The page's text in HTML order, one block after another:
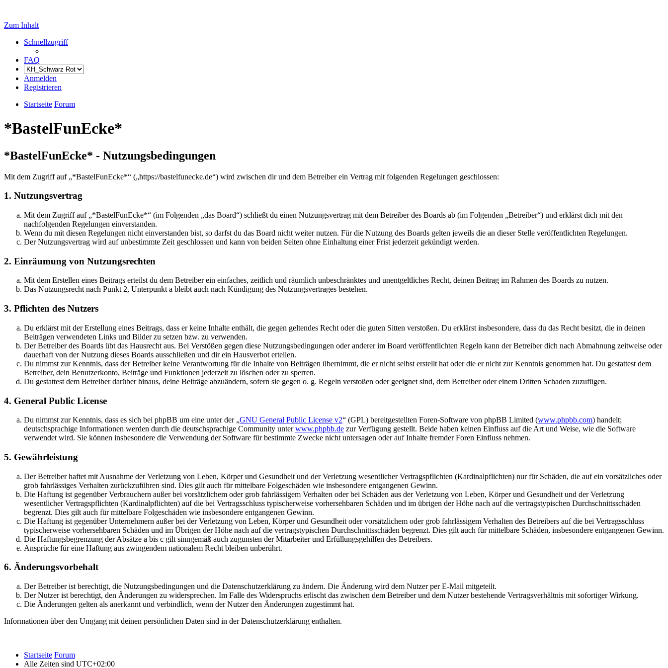
Zum Inhalt
Schnellzugriff
FAQ
Anmelden
Registrieren
Startseite Forum
*BastelFunEcke*
*BastelFunEcke* - Nutzungsbedingungen
Mit dem Zugriff auf „*BastelFunEcke*“ („https://bastelfunecke.de“) wird zwischen dir und dem Betreiber ein Vertrag mit folgenden Regelungen geschlossen:
1. Nutzungsvertrag
Mit dem Zugriff auf „*BastelFunEcke*“ (im Folgenden „das Board“) schließt du einen Nutzungsvertrag mit dem Betreiber des Boards ab (im Folgenden „Betreiber“) und erklärst dich mit den
nachfolgenden Regelungen einverstanden.
Wenn du mit diesen Regelungen nicht einverstanden bist, so darfst du das Board nicht weiter nutzen. Für die Nutzung des Boards gelten jeweils die an dieser Stelle veröffentlichten Regelungen.
Der Nutzungsvertrag wird auf unbestimmte Zeit geschlossen und kann von beiden Seiten ohne Einhaltung einer Frist jederzeit gekündigt werden.
2. Einräumung von Nutzungsrechten
Mit dem Erstellen eines Beitrags erteilst du dem Betreiber ein einfaches, zeitlich und räumlich unbeschränktes und unentgeltliches Recht, deinen Beitrag im Rahmen des Boards zu nutzen.
Das Nutzungsrecht nach Punkt 2, Unterpunkt a bleibt auch nach Kündigung des Nutzungsvertrages bestehen.
3. Pflichten des Nutzers
Du erklärst mit der Erstellung eines Beitrags, dass er keine Inhalte enthält, die gegen geltendes Recht oder die guten Sitten verstoßen. Du erklärst insbesondere, dass du das Recht besitzt, die in deinen
Beiträgen verwendeten Links und Bilder zu setzen bzw. zu verwenden.
Der Betreiber des Boards übt das Hausrecht aus. Bei Verstößen gegen diese Nutzungsbedingungen oder anderer im Board veröffentlichten Regeln kann der Betreiber dich nach Abmahnung zeitweise oder
dauerhaft von der Nutzung dieses Boards ausschließen und dir ein Hausverbot erteilen.
Du nimmst zur Kenntnis, dass der Betreiber keine Verantwortung für die Inhalte von Beiträgen übernimmt, die er nicht selbst erstellt hat oder die er nicht zur Kenntnis genommen hat. Du gestattest dem
Betreiber, dein Benutzerkonto, Beiträge und Funktionen jederzeit zu löschen oder zu sperren.
Du gestattest dem Betreiber darüber hinaus, deine Beiträge abzuändern, sofern sie gegen o. g. Regeln verstoßen oder geeignet sind, dem Betreiber oder einem Dritten Schaden zuzufügen.
4. General Public License
Du nimmst zur Kenntnis, dass es sich bei phpBB um eine unter der „GNU General Public License v2“ (GPL) bereitgestellten Foren-Software von phpBB Limited (www.phpbb.com) handelt;
deutschsprachige Informationen werden durch die deutschsprachige Community unterwww.phpbb.de zur Verfügung gestellt. Beide haben keinen Einfluss auf die Art und Weise, wie die Software
verwendet wird. Sie können insbesondere die Verwendung der Software für bestimmte Zwecke nicht untersagen oder auf Inhalte fremder Foren Einfluss nehmen.
5. Gewährleistung
Der Betreiber haftet mit Ausnahme der Verletzung von Leben, Körper und Gesundheit und der Verletzung wesentlicher Vertragspflichten (Kardinalpflichten) nur für Schäden, die auf ein vorsätzliches oder
grob fahrlässiges Verhalten zurückzuführen sind. Dies gilt auch für mittelbare Folgeschäden wie insbesondere entgangenen Gewinn.
Die Haftung ist gegenüber Verbrauchern außer bei vorsätzlichem oder grob fahrlässigem Verhalten oder bei Schäden aus der Verletzung von Leben, Körper und Gesundheit und der Verletzung
wesentlicher Vertragspflichten (Kardinalpflichten) auf die bei Vertragsschluss typischerweise vorhersehbaren Schäden und im übrigen der Höhe nach auf die vertragstypischen Durchschnittsschäden
begrenzt. Dies gilt auch für mittelbare Folgeschäden wie insbesondere entgangenen Gewinn.
Die Haftung ist gegenüber Unternehmern außer bei der Verletzung von Leben, Körper und Gesundheit oder vorsätzlichem oder grob fahrlässigem Verhalten des Betreibers auf die bei Vertragsschluss
typischerweise vorhersehbaren Schäden und im Übrigen der Höhe nach auf die vertragstypischen Durchschnittsschäden begrenzt. Dies gilt auch für mittelbare Schäden, insbesondere entgangenen Gewinn.
Die Haftungsbegrenzung der Absätze a bis c gilt sinngemäß auch zugunsten der Mitarbeiter und Erfüllungsgehilfen des Betreibers.
Ansprüche für eine Haftung aus zwingendem nationalem Recht bleiben unberührt.
6. Änderungsvorbehalt
Der Betreiber ist berechtigt, die Nutzungsbedingungen und die Datenschutzerklärung zu ändern. Die Änderung wird dem Nutzer per E-Mail mitgeteilt.
Der Nutzer ist berechtigt, den Änderungen zu widersprechen. Im Falle des Widerspruchs erlischt das zwischen dem Betreiber und dem Nutzer bestehende Vertragsverhältnis mit sofortiger Wirkung.
Die Änderungen gelten als anerkannt und verbindlich, wenn der Nutzer den Änderungen zugestimmt hat.
Informationen über den Umgang mit deinen persönlichen Daten sind in der Datenschutzerklärung enthalten.
Startseite Forum
Alle Zeiten sind UTC+02:00